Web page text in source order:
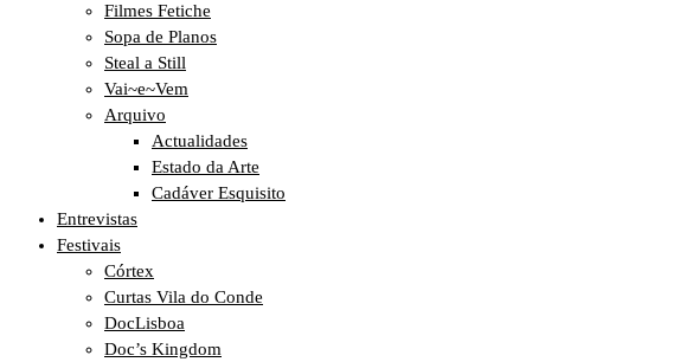
Filmes Fetiche
Sopa de Planos
Steal a Still
Vai~e~Vem
Arquivo
Actualidades
Estado da Arte
Cadáver Esquisito
Entrevistas
Festivais
Córtex
Curtas Vila do Conde
DocLisboa
Doc’s Kingdom